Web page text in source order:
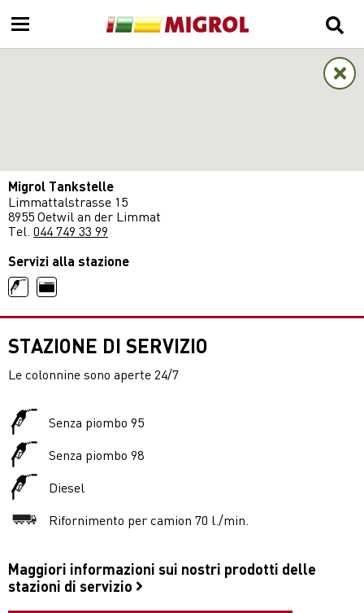
Migrol Tankstelle
Limmattalstrasse 15
8955 Oetwil an der Limmat
Tel. 044 749 33 99
Servizi alla stazione
STAZIONE DI SERVIZIO
Le colonnine sono aperte 24/7
Senza piombo 95
Senza piombo 98
Diesel
Rifornimento per camion 70 l./min.
Maggiori informazioni sui nostri prodotti delle
stazioni di servizio